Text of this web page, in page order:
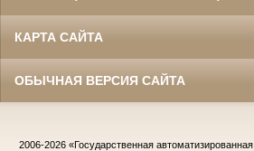
КАРТА САЙТА
ОБЫЧНАЯ ВЕРСИЯ САЙТА
2006-2026 «Государственная